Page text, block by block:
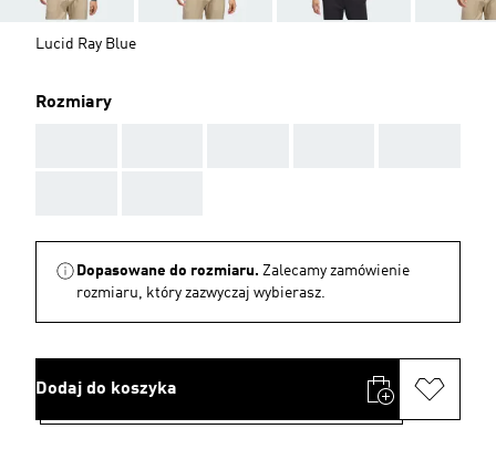
Lucid Ray Blue
Rozmiary
Dopasowane do rozmiaru. Zalecamy zamówienie
rozmiaru, który zazwyczaj wybierasz.
Dodaj do koszyka